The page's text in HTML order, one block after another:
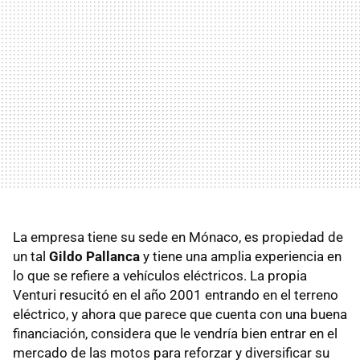
La empresa tiene su sede en Mónaco, es propiedad de
un tal Gildo Pallanca y tiene una amplia experiencia en
lo que se refiere a vehículos eléctricos. La propia
Venturi resucitó en el año 2001 entrando en el terreno
eléctrico, y ahora que parece que cuenta con una buena
financiación, considera que le vendría bien entrar en el
mercado de las motos para reforzar y diversificar su